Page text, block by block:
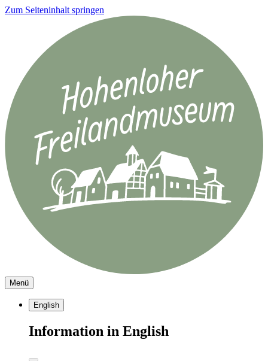
Zum Seiteninhalt springen
Menü
English
Information in English